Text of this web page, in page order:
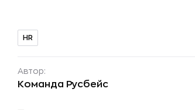
HR
Автор:
Команда Русбейс